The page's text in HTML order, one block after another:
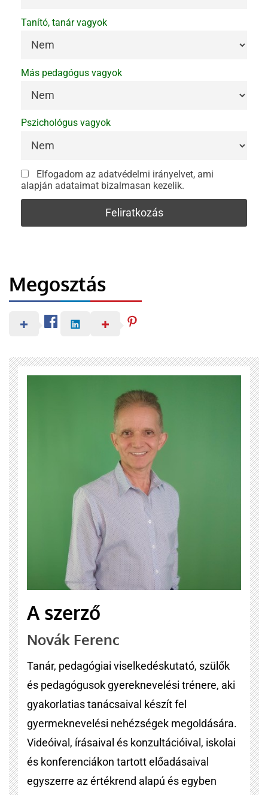
Tanító, tanár vagyok
Más pedagógus vagyok
Pszichológus vagyok
Elfogadom az adatvédelmi irányelvet, ami
alapján adataimat bizalmasan kezelik.
Megosztás
A szerző
Novák Ferenc
Tanár, pedagógiai viselkedéskutató, szülők
és pedagógusok gyereknevelési trénere, aki
gyakorlatias tanácsaival készít fel
gyermeknevelési nehézségek megoldására.
Videóival, írásaival és konzultációival, iskolai
és konferenciákon tartott előadásaival
egyszerre az értékrend alapú és egyben